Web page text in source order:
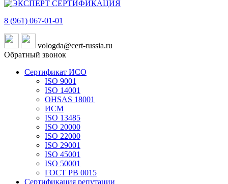
8 (961) 067-01-01
vologda@cert-russia.ru
Обратный звонок
Сертификат ИСО
ISO 9001
ISO 14001
OHSAS 18001
ИСМ
ISO 13485
ISO 20000
ISO 22000
ISO 29001
ISO 45001
ISO 50001
ГОСТ РВ 0015
Сертификация репутации